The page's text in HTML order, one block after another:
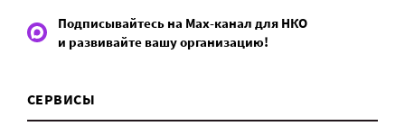
Подписывайтесь на Max-канал для НКО
и развивайте вашу организацию!
СЕРВИСЫ